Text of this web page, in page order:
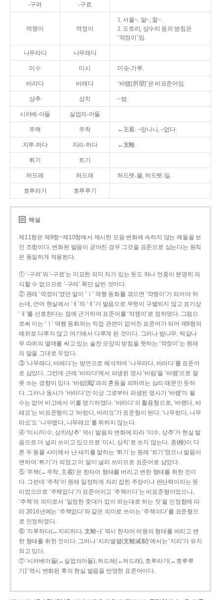
-구려 -구료
깍쟁이 깍정이
1. 서울~, 알~, 찰~.
2. 도토리, 상수리 등의 받침은
‘깍정이’임.
나무라다 나무래다
미수 미시 미숫-가루.
바라다 바래다 ‘바램[所望]’은 비표준어임.
상추 상치 ~쌈.
시러베-아들 실업의-아들
주책 주착 ←主着. ~망나니, ~없다.
지루-하다 지리-하다 ←支離.
튀기 트기
허드레 허드래 허드렛-물, 허드렛-일.
호루라기 호루루기
해설
제11항은 제8항~제10항에서 제시한 모음 변화에 속하지 않는 예들을 보
인 조항이다. 변화된 발음이 굳어진 경우 그것을 표준으로 삼는다는 원칙
은 동일하게 적용된다.
① ‘-구려’와 ‘-구료’는 미묘한 의미 차가 있는 듯도 하나 언중이 분명히 의
식할 수 없으므로 ‘-구려’ 쪽만 살린 것이다.
② 원래 ‘깍정이’였던 말이 ‘ㅣ’ 역행 동화를 겪으면 ‘깍젱이’가 되어야 하
는데, 언어 현실에서 ‘ㅐ’와 ‘ㅔ’가 발음으로 뚜렷이 구별되지 않고 표기상
‘ㅐ’를 선호한다는 점에 근거하여 표준어를 ‘깍쟁이’로 정하였다. 그럼으
로써 이는 ‘ㅣ’ 역행 동화와는 직접 관련이 없어진 표준어가 되어 제9항의
예외로 다루지 않고 여기에서 다루게 된 것이다. 그러나 밤나무, 떡갈나
무 따위의 열매를 싸고 있는 술잔 모양의 받침을 뜻하는 ‘깍정이’는 원래
의 말을 그대로 두었다.
③ ‘나무래다, 바래다’는 방언으로 해석하여 ‘나무라다, 바라다’를 표준어
로 삼았다. 그런데 근래 ‘바라다’에서 파생된 명사 ‘바람’을 ‘바램’으로 잘
못 쓰는 경향이 있다. ‘바람[風]’과의 혼동을 피하려는 심리 때문인 듯하
다. 그러나 동사가 ‘바라다’인 이상 그로부터 파생된 명사가 ‘바램’이 될
수는 없어 비고에서 이를 명기하였다. ‘바라다’의 활용형으로, ‘바랬다, 바
래요’는 비표준형이고 ‘바랐다, 바라요’가 표준형이 된다. ‘나무랐다, 나무
라요’도 ‘나무랬다, 나무래요’를 취하지 않는다.
④ ‘미시/미수, 상치/상추’ 역시 발음의 변화에 따라 ‘미수, 상추’가 현실 발
음으로 더 널리 쓰이고 있으므로 ‘미시, 상치’로 쓰지 않는다. 종(種)이 다
른 두 동물 사이에서 난 새끼를 말하는 ‘튀기’는 원래 ‘트기’였으나 발음이
변하여 ‘튀기’가 되었고 이 말이 널리 쓰이므로 표준어로 삼았다.
⑤ ‘주책(←주착, 主着)’은 한자어 형태를 버리고 변한 형태를 취한 것이
다. 그런데 ‘주착’이 원래 일정하게 자리 잡힌 주장이나 판단력이라는 뜻
이었으므로 ‘주책없다’가 표준어이고 ‘주책이다’는 비표준형이었으나,
‘주책’의 의미로서 ‘일정한 줏대가 없이 되는대로 하는 짓’을 인정함에 따
라 2016년에는 ‘주책없다’와 같은 의미로 쓰이는 ‘주책이다’를 표준형으
로 인정하였다.
⑥ ‘지루하다(←지리하다, 支離--)’ 역시 한자어 어원의 형태를 버리고 변
한 형태를 취한 것이다. 그러나 ‘지리멸렬(支離滅裂)’에서는 ‘지리’가 유지
되고 있다.
⑦ ‘시러베아들(←실업의아들), 허드레(←허드래), 호루라기(←호루루
기)’ 역시 변화된 후의 현실 발음을 반영한 표준어이다.